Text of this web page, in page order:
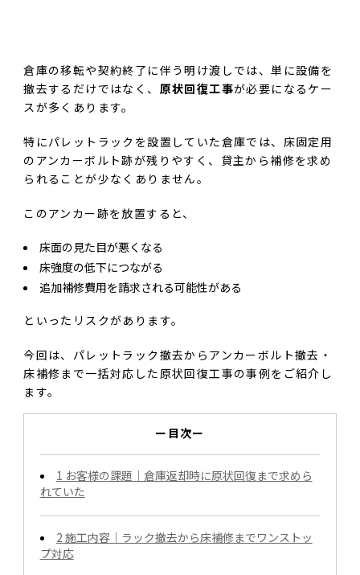
倉庫の移転や契約終了に伴う明け渡しでは、単に設備を
撤去するだけではなく、 原状回復工事が必要になるケー
スが多くあります。
特にパレットラックを設置していた倉庫では、床固定用
のアンカーボルト跡が残りやすく、貸主から補修を求め
られることが少なくありません。
このアンカー跡を放置すると、
床面の見た目が悪くなる
床強度の低下につながる
追加補修費用を請求される可能性がある
といったリスクがあります。
今回は、パレットラック撤去からアンカーボルト撤去・
床補修まで一括対応した原状回復工事の事例をご紹介し
ます。
ー目次ー
1 お客様の課題｜倉庫返却時に原状回復まで求めら
れていた
2 施工内容｜ラック撤去から床補修までワンストッ
プ対応